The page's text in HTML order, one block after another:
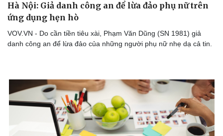
Hà Nội: Giả danh công an để lừa đảo phụ nữ trên
ứng dụng hẹn hò
VOV.VN - Do cần tiền tiêu xài, Phạm Văn Dũng (SN 1981) giả
danh công an để lừa đảo của những người phụ nữ nhẹ dạ cả tin.